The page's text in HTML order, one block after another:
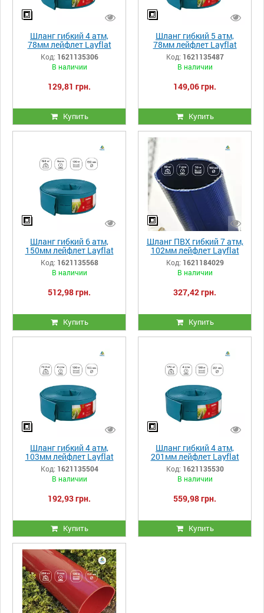
Шланг гибкий 4 атм,
78мм лейфлет Layflat
Heliflex Monoflat
Код: 1621135306
В наличии
129,81 грн.
Купить
Шланг гибкий 5 атм,
78мм лейфлет Layflat
Heliflex Monoflat
Код: 1621135487
В наличии
149,06 грн.
Купить
Шланг гибкий 6 атм,
150мм лейфлет Layflat
Heliflex Monoflat
Код: 1621135568
В наличии
512,98 грн.
Купить
Шланг ПВХ гибкий 7 атм,
102мм лейфлет Layflat
MERCURIO M
Код: 1621184029
В наличии
327,42 грн.
Купить
Шланг гибкий 4 атм,
103мм лейфлет Layflat
Heliflex Monoflat
Код: 1621135504
В наличии
192,93 грн.
Купить
Шланг гибкий 4 атм,
201мм лейфлет Layflat
Heliflex Monoflat
Код: 1621135530
В наличии
559,98 грн.
Купить